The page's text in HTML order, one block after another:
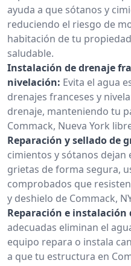
ayuda a que sótanos y
reduciendo el riesgo de
habitación de tu
saludable.
Instalación de drenaje
nivelación: Evita el agua
drenajes franceses y
drenaje, manteniendo tu
Commack, Nueva York
Reparación y sellado de
cimientos y sótanos dejan
grietas de forma segura,
comprobados que
y deshielo de Commack,
Reparación e instalación
adecuadas eliminan el
equipo repara o instala
a que tu estructura en